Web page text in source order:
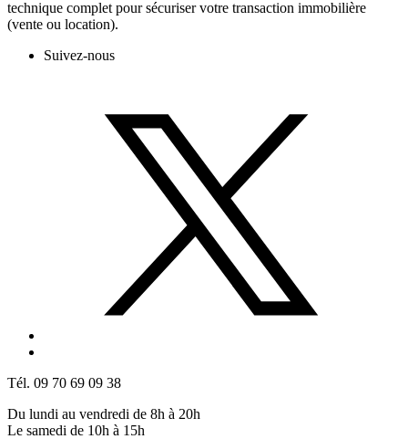
technique complet pour sécuriser votre transaction immobilière
(vente ou location).
Suivez-nous
Tél. 09 70 69 09 38
Du lundi au vendredi de 8h à 20h
Le samedi de 10h à 15h